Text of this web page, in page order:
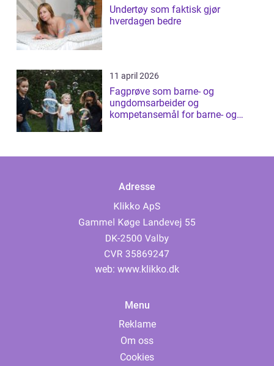
Undertøy som faktisk gjør
hverdagen bedre
11 april 2026
Fagprøve som barne- og
ungdomsarbeider og
kompetansemål for barne- og
Adresse
web: www.klikko.dk
Menu
Reklame
Om oss
Cookies